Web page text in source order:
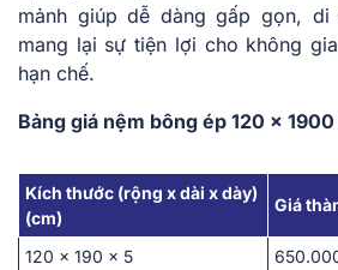
mảnh giúp dễ dàng gấp gọn,
mang lại sự tiện lợi cho không
hạn chế.
Bảng giá nệm bông ép 120 x
Kích thước (rộng x dài x dày)
(cm)
Giá
120 x 190 x 5